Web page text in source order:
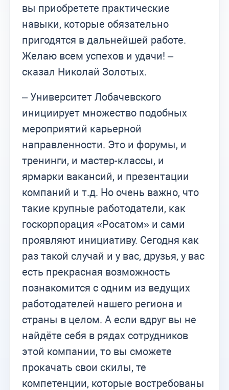
вы приобретете практические
навыки, которые обязательно
пригодятся в дальнейшей работе.
Желаю всем успехов и удачи! –
сказал Николай Золотых.
– Университет Лобачевского
инициирует множество подобных
мероприятий карьерной
направленности. Это и форумы, и
тренинги, и мастер-классы, и
ярмарки вакансий, и презентации
компаний и т.д. Но очень важно, что
такие крупные работодатели, как
госкорпорация «Росатом» и сами
проявляют инициативу. Сегодня как
раз такой случай и у вас, друзья, у вас
есть прекрасная возможность
познакомится с одним из ведущих
работодателей нашего региона и
страны в целом. А если вдруг вы не
найдёте себя в рядах сотрудников
этой компании, то вы сможете
прокачать свои скилы, те
компетенции, которые востребованы